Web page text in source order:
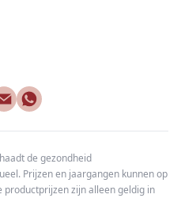
de gezondheid
Prijzen en jaargangen kunnen op
zijn alleen geldig in